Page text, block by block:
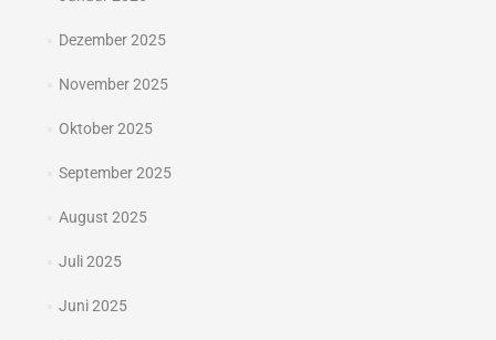
Dezember 2025
November 2025
Oktober 2025
September 2025
August 2025
Juli 2025
Juni 2025